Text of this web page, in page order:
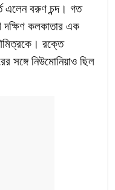
এলেন বরুণ চন্দ। গত
দক্ষিণ কলকাতার এক
রক্তে
সঙ্গে নিউমোনিয়াও ছিল